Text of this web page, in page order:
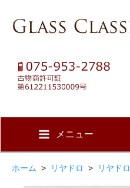
メニュー
ホーム > リヤドロ > リヤドロ